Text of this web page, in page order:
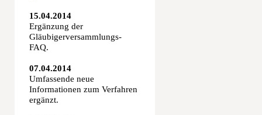
15.04.2014
Ergänzung der
Gläubigerversammlungs-
FAQ.
07.04.2014
Umfassende neue
Informationen zum Verfahren
ergänzt.